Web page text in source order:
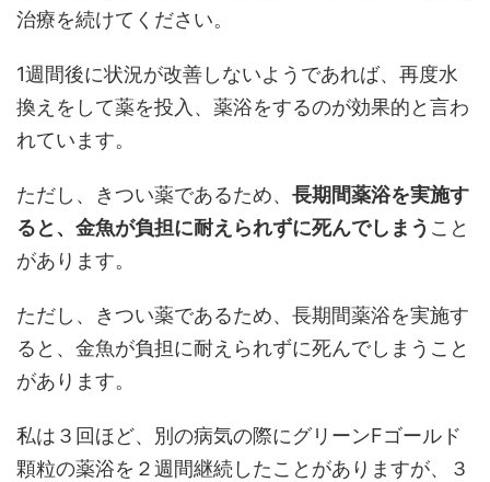
治療を続けてください。
1週間後に状況が改善しないようであれば、再度水
換えをして薬を投入、薬浴をするのが効果的と言わ
れています。
ただし、きつい薬であるため、 長期間薬浴を実施す
ると、金魚が負担に耐えられずに死んでしまう こと
があります。
ただし、きつい薬であるため、長期間薬浴を実施す
ると、金魚が負担に耐えられずに死んでしまうこと
があります。
私は３回ほど、別の病気の際にグリーンFゴールド
顆粒の薬浴を２週間継続したことがありますが、３